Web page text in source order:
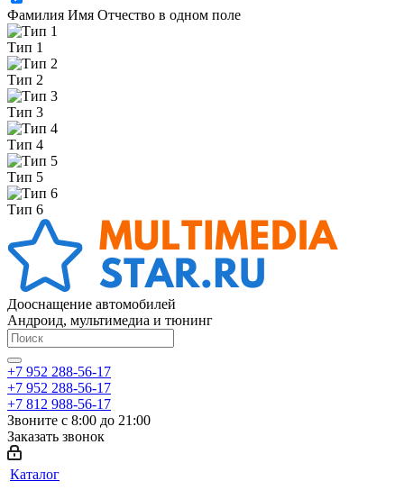
Фамилия Имя Отчество в одном поле
Тип 1
Тип 2
Тип 3
Тип 4
Тип 5
Тип 6
Дооснащение автомобилей
Андроид, мультимедиа и тюнинг
+7 952 288-56-17
+7 952 288-56-17
+7 812 988-56-17
Звоните с 8:00 до 21:00
Заказать звонок
Каталог